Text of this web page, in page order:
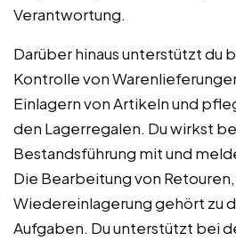
Verantwortung.
Darüber hinaus unterstützt du
Kontrolle von
Einlagern von Artikeln und
den Lagerregalen. Du wirkst
Bestandsführung mit und
Die Bearbeitung von
Wiedereinlagerung gehört zu
Aufgaben. Du unterstützt bei